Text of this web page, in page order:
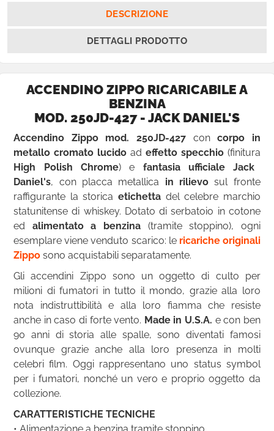
DESCRIZIONE
DETTAGLI PRODOTTO
ACCENDINO ZIPPO RICARICABILE A
BENZINA
MOD. 250JD-427 - JACK DANIEL'S
Accendino Zippo mod. 250JD-427 concorpo in
metallo cromato lucido ad effetto specchio(finitura
High Polish Chrome) e fantasia ufficiale Jack
Daniel's, con placca metallica in rilievo sul fronte
raffigurante la storica etichetta del celebre marchio
statunitense di whiskey. Dotato di serbatoio in cotone
ed alimentato a benzina (tramite stoppino), ogni
esemplare viene venduto scarico: le ricariche originali
Zippo sono acquistabili separatamente.
Gli accendini Zippo sono un oggetto di culto per
milioni di fumatori in tutto il mondo, grazie alla loro
nota indistruttibilità e alla loro fiamma che resiste
anche in caso di forte vento. Made in U.S.A. e con ben
90 anni di storia alle spalle, sono diventati famosi
ovunque grazie anche alla loro presenza in molti
celebri film. Oggi rappresentano uno status symbol
per i fumatori, nonché un vero e proprio oggetto da
collezione.
CARATTERISTICHE TECNICHE